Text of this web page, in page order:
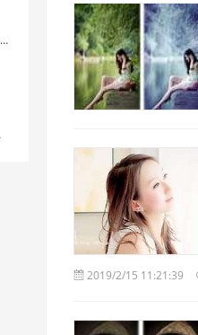
2019/2/15 11:21:39